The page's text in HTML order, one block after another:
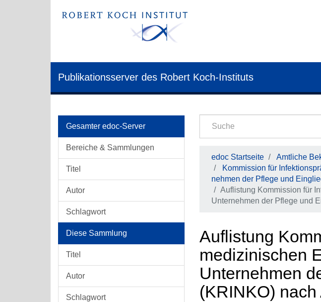
Publikationsserver des Robert Koch-Instituts
Gesamter edoc-Server
Bereiche & Sammlungen
Titel
Autor
Schlagwort
Diese Sammlung
Titel
Autor
Schlagwort
edoc Startseite
Amtliche
Kommission für
nehmen der Pflege und
Auflistung Kommission für
Unter­nehmen der Pflege und
Auflistung
medi­zini­schen
Unter­nehmen
(KRINKO) nach